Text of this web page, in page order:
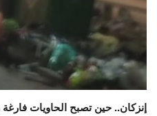
إنزكان.. حين تصبح الحاويات